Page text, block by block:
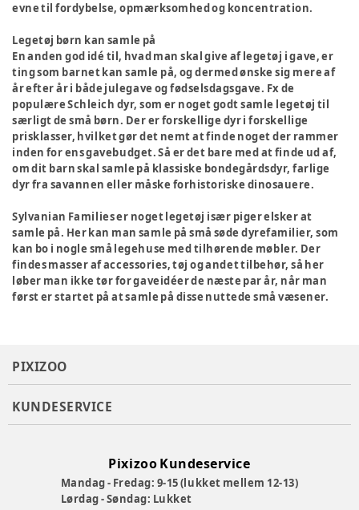
evne til fordybelse, opmærksomhed og koncentration.
Legetøj børn kan samle på
En anden god idé til, hvad man skal give af legetøj i gave, er
ting som barnet kan samle på, og dermed ønske sig mere af
år efter år i både julegave og fødselsdagsgave. Fx de
populære Schleich dyr, som er noget godt samle legetøj til
særligt de små børn. Der er forskellige dyr i forskellige
prisklasser, hvilket gør det nemt at finde noget der rammer
inden for ens gavebudget. Så er det bare med at finde ud af,
om dit barn skal samle på klassiske bondegårdsdyr, farlige
dyr fra savannen eller måske forhistoriske dinosauere.
Sylvanian Families er noget legetøj især piger elsker at
samle på. Her kan man samle på små søde dyrefamilier, som
kan bo i nogle små legehuse med tilhørende møbler. Der
findes masser af accessories, tøj og andet tilbehør, så her
løber man ikke tør for gaveidéer de næste par år, når man
først er startet på at samle på disse nuttede små væsener.
PIXIZOO
KUNDESERVICE
Pixizoo Kundeservice
Mandag - Fredag: 9-15 (lukket mellem 12-13)
Lørdag - Søndag: Lukket